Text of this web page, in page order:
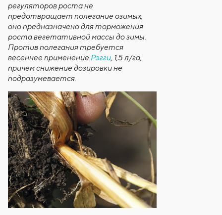
регуляторов роста не
предотвращает полегание озимых,
оно предназначено для торможения
роста вегетативной массы до зимы.
Против полегания требуется
весеннее применение Рэгги, 1,5 л/га,
причем снижение дозировки не
подразумевается.